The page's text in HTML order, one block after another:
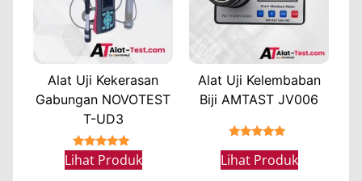
Alat Uji Kekerasan
Gabungan NOVOTEST
T-UD3
★★★★★
Lihat Produk
Alat Uji Kelembaban
Biji AMTAST JV006
Lihat Produk